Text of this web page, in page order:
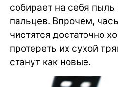
собирает на себя пыль
пальцев. Впрочем,
чистятся достаточно
протереть их сухой
станут как новые.